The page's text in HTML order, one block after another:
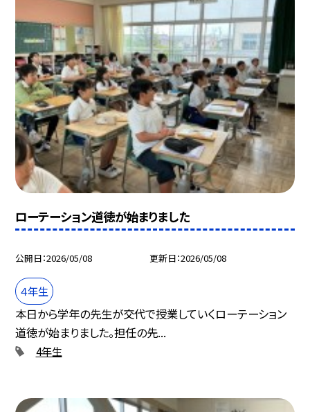
ローテーション道徳が始まりました
公開日 2026/05/08 更新日 2026/05/08
４年生
本日から学年の先生が交代で授業していくローテーション
道徳が始まりました。担任の先...
4年生